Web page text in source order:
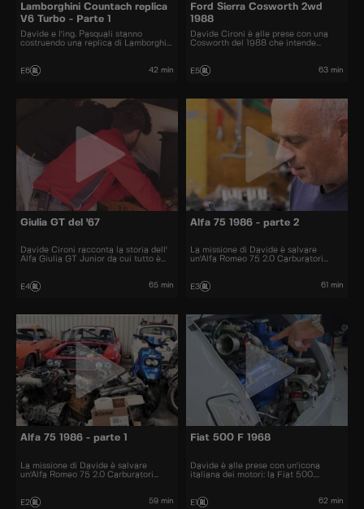
Lamborghini Countach replica
V6 Turbo - Parte 1
Davide e l'ing. Pasquali stanno
costruendo una replica di Lamborghini
E6 42 min
Ford Sierra Cosworth 2wd
1988
Davide Cironi è alle prese con una
Cosworth del 1988 che intende
E5 63 min
Giulia GT del '67
Davide Cironi racconta la storia dell'
Alfa Giulia GT Junior da cui tutto è
E4 65 min
Alfa 75 1986 - parte 2
La missione di Davide è salvare
un'Alfa Romeo 75 2.0 Carburatori
risultato lascerà a bocca aperta.
E3 61 min
Alfa 75 1986 - parte 1
La missione di Davide è salvare
un'Alfa Romeo 75 2.0 Carburatori
restauro ha inizio.
E2 59 min
Fiat 500 F 1968
Davide è alle prese con un'icona
italiana dei motori: la Fiat 500.
lo splendore che merita.
E1 62 min